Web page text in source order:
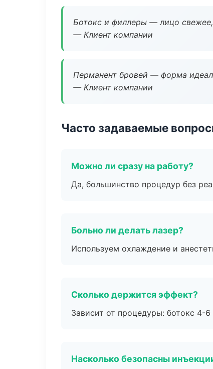
Ботокс и филлеры — лицо
— Клиент компании
Перманент бровей — форма
— Клиент компании
Часто задаваемые
Можно ли сразу на работу?
Да, большинство процедур без
Больно ли делать лазер?
Используем охлаждение и
Сколько держится эффект?
Зависит от процедуры: ботокс 4-
Насколько безопасны